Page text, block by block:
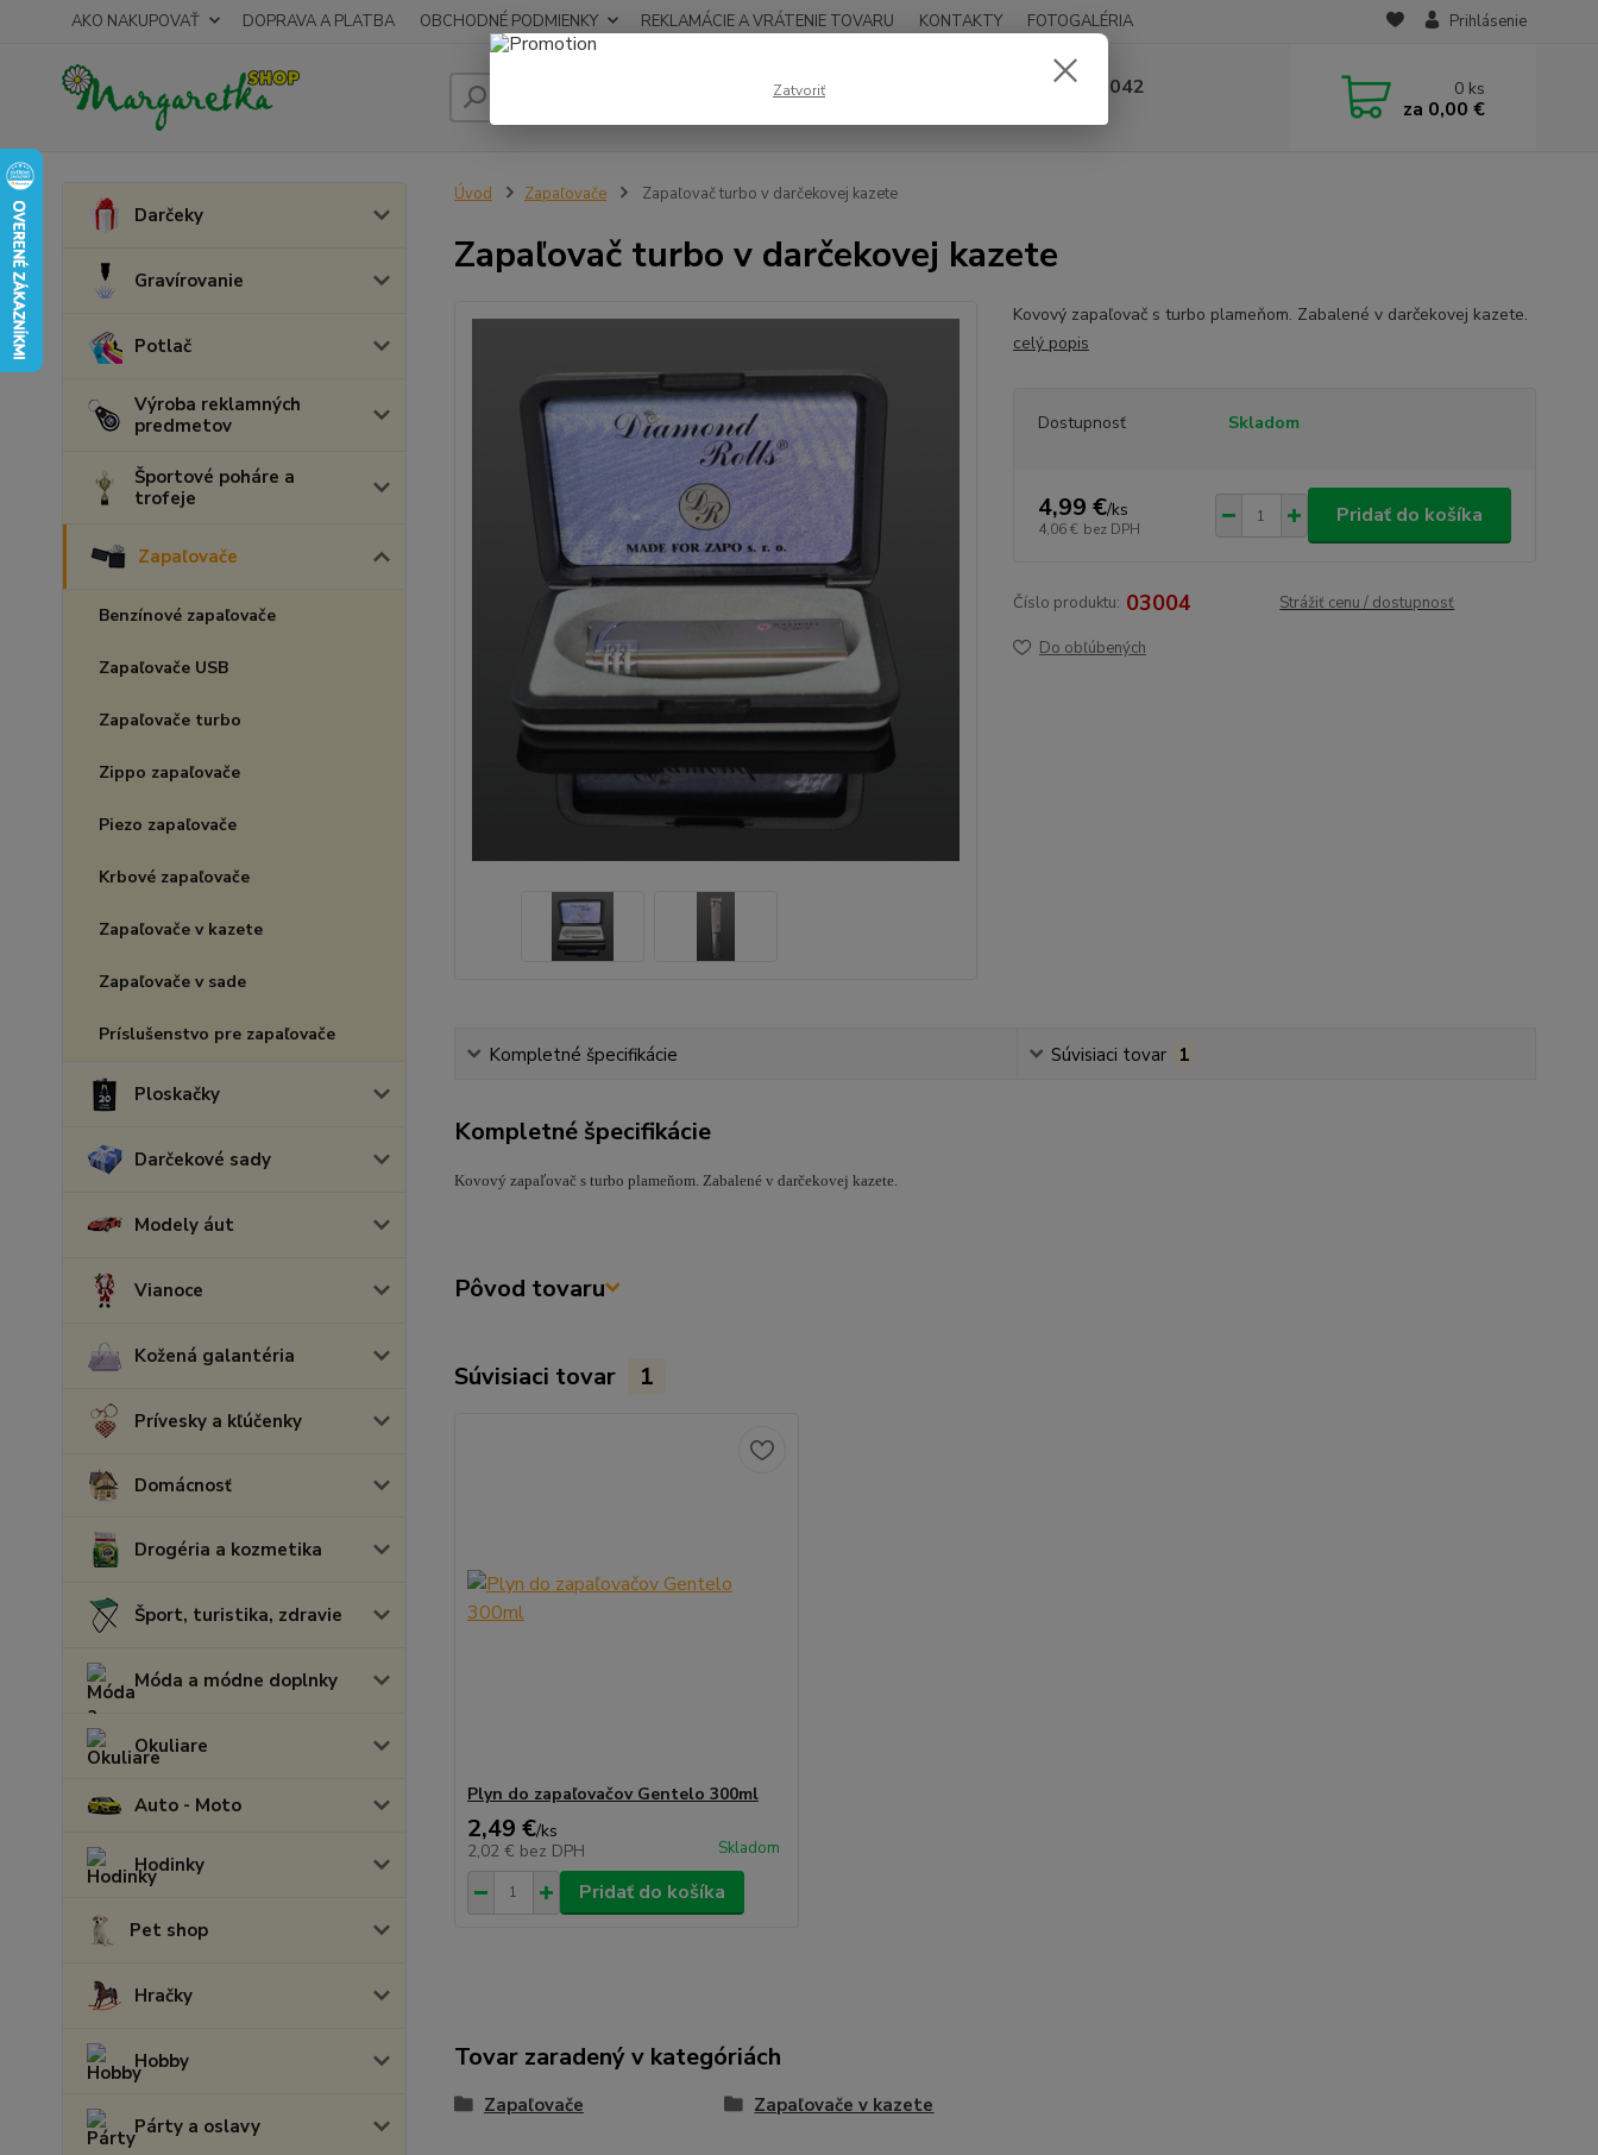
AKO NAKUPOVAŤ DOPRAVA A PLATBA OBCHODNÉ PODMIENKY REKLAMÁCIE A VRÁTENIE TOVARU KONTAKTY FOTOGALÉRIA Prihlásenie
Hľadať 0948 236 042 0 ks
za 0,00 €
Darčeky
Gravírovanie
Potlač
Výroba reklamných
predmetov
Športové poháre a
trofeje
Zapaľovače
Benzínové zapaľovače
Zapaľovače USB
Zapaľovače turbo
Zippo zapaľovače
Piezo zapaľovače
Krbové zapaľovače
Zapaľovače v kazete
Zapaľovače v sade
Príslušenstvo pre zapaľovače
Ploskačky
Darčekové sady
Modely áut
Vianoce
Kožená galantéria
Prívesky a kľúčenky
Domácnosť
Drogéria a kozmetika
Šport, turistika, zdravie
Móda a módne doplnky
Okuliare
Auto - Moto
Hodinky
Pet shop
Hračky
Hobby
Párty a oslavy
Úvod Zapaľovače Zapaľovač turbo v darčekovej kazete
Zapaľovač turbo v darčekovej kazete
Kovový zapaľovač s turbo plameňom. Zabalené v darčekovej kazete.
celý popis
Dostupnosť Skladom
4,99 €/ks
4,06 € bez DPH
Pridať do košíka
Číslo produktu: 03004 Strážiť cenu / dostupnosť
Do obľúbených
Kompletné špecifikácie Súvisiaci tovar 1
Kompletné špecifikácie
Kovový zapaľovač s turbo plameňom. Zabalené v darčekovej kazete.
Pôvod tovaru
Súvisiaci tovar 1
Plyn do zapaľovačov Gentelo 300ml
2,49 €/ks
2,02 € bez DPH Skladom
Pridať do košíka
Tovar zaradený v kategóriách
Zapaľovače Zapaľovače v kazete
Zatvoriť